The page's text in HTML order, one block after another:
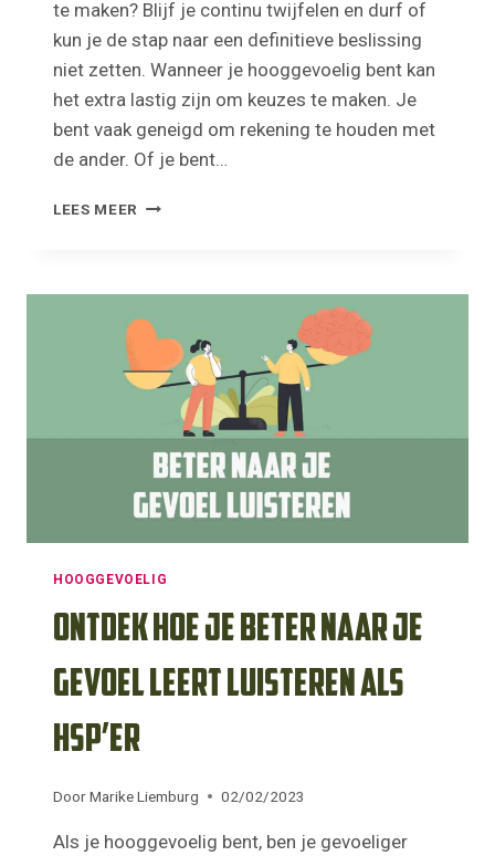
te maken? Blijf je continu twijfelen en durf of
kun je de stap naar een definitieve beslissing
niet zetten. Wanneer je hooggevoelig bent kan
het extra lastig zijn om keuzes te maken. Je
bent vaak geneigd om rekening te houden met
de ander. Of je bent…
LEES MEER VIND
OM
KEUZES
TE
MAKEN
OF
BESLISSINGEN
TE
NEMEN?
HOOGGEVOELIG
Ontdek hoe je beter naar je
gevoel leert luisteren als
HSP’er
DoorMarike Liemburg 02/02/2023
Als je hooggevoelig bent, ben je gevoeliger